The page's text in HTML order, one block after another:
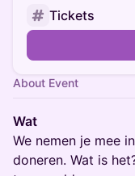
Tickets
About Event
Wat
We nemen je mee
doneren. Wat is